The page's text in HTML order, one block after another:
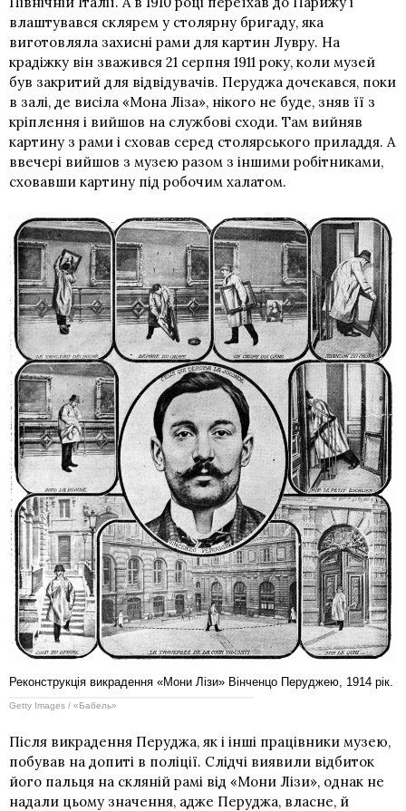
влаштувався склярем у столярну бригаду, яка
виготовляла захисні рами для картин Лувру. На
крадіжку він зважився 21 серпня 1911 року, коли музей
був закритий для відвідувачів. Перуджа дочекався, поки
в залі, де висіла «Мона Ліза», нікого не буде, зняв її з
кріплення і вийшов на службові сходи. Там вийняв
картину з рами і сховав серед столярського приладдя. А
ввечері вийшов з музею разом з іншими робітниками,
сховавши картину під робочим халатом.
Реконструкція викрадення «Мони Лізи» Вінченцо Перуджею, 1914 рік.
Getty Images / «Бабель»
Після викрадення Перуджа, як і інші працівники музею,
побував на допиті в поліції. Слідчі виявили відбиток
його пальця на скляній рамі від «Мони Лізи», однак не
надали цьому значення, адже Перуджа, власне, й